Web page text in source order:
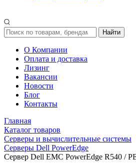
Найти
О Компании
Оплата и доставка
Лизинг
Вакансии
Новости
Блог
Контакты
Главная
Каталог товаров
Серверы и вычислительные системы
Серверы Dell PowerEdge
Сервер Dell EMC PowerEdge R540 /